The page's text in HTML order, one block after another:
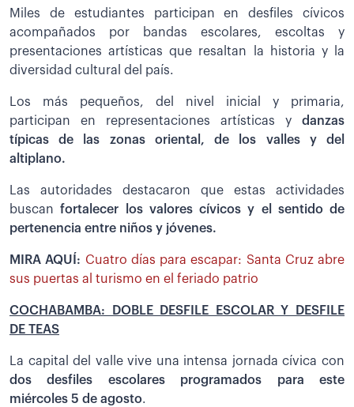
Miles de estudiantes participan en desfiles cívicos
acompañados por bandas escolares, escoltas y
presentaciones artísticas que resaltan la historia y la
diversidad cultural del país.
Los más pequeños, del nivel inicial y primaria,
participan en representaciones artísticas y danzas
típicas de las zonas oriental, de los valles y del
altiplano.
Las autoridades destacaron que estas actividades
buscanfortalecer los valores cívicos y el sentido de
pertenencia entre niños y jóvenes.
MIRA AQUÍ: Cuatro días para escapar: Santa Cruz abre
sus puertas al turismo en el feriado patrio
COCHABAMBA: DOBLE DESFILE ESCOLAR Y DESFILE
DE TEAS
La capital del valle vive una intensa jornada cívica con
dos desfiles escolares programados para este
miércoles 5 de agosto.